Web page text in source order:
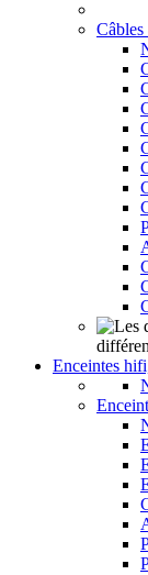
Enceintes